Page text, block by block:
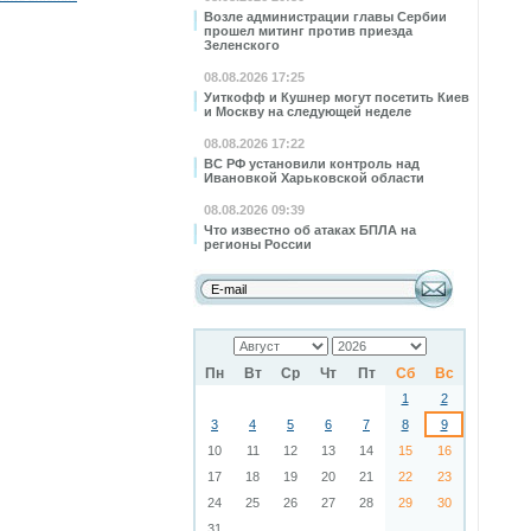
Возле администрации главы Сербии
прошел митинг против приезда
Зеленского
08.08.2026 17:25
Уиткофф и Кушнер могут посетить Киев
и Москву на следующей неделе
08.08.2026 17:22
ВС РФ установили контроль над
Ивановкой Харьковской области
08.08.2026 09:39
Что известно об атаках БПЛА на
регионы России
Пн Вт Ср Чт Пт Сб Вс
1
2
3
4 5 6 7 8
9
10
11 12 13 14 15
16
17
18 19 20 21 22
23
24
25 26 27 28 29
30